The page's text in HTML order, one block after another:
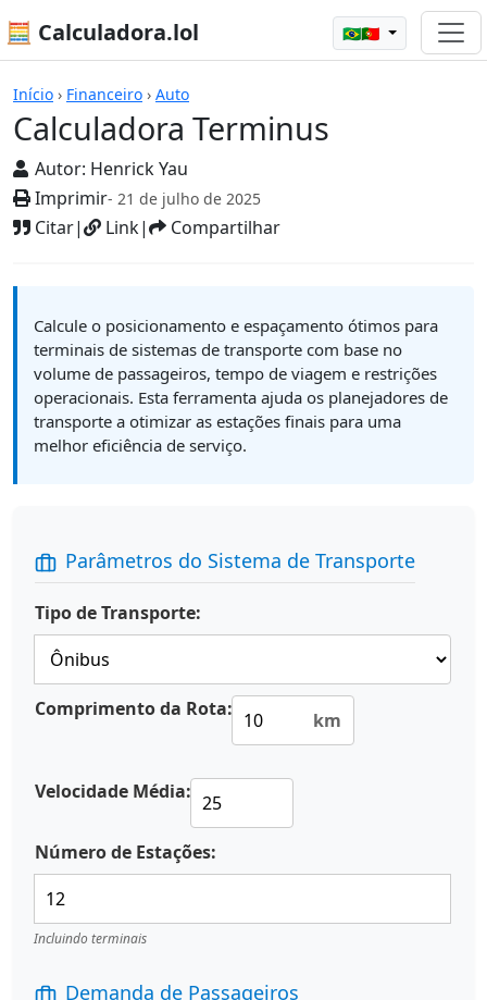
🧮 Calculadora.lol 🇧🇷🇵🇹
Início › Financeiro › Auto
Calculadora Terminus
Autor: Henrick Yau
Imprimir- 21 de julho de 2025
Citar| Link| Compartilhar
Calculadoras
Calcule o posicionamento e espaçamento ótimos para
terminais de sistemas de transporte com base no
volume de passageiros, tempo de viagem e restrições
operacionais. Esta ferramenta ajuda os planejadores de
transporte a otimizar as estações finais para uma
melhor eficiência de serviço.
Parâmetros do Sistema de Transporte
Tipo de Transporte:
Comprimento da Rota: km
Velocidade Média:
Número de Estações:
Incluindo terminais
Demanda de Passageiros